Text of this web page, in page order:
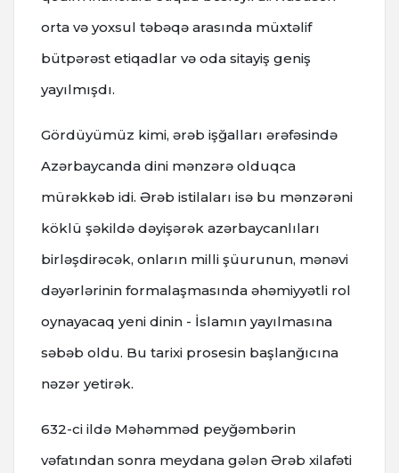
orta və yoxsul təbəqə arasında müxtəlif
bütpərəst etiqadlar və oda sitayiş geniş
yayılmışdı.
Gördüyümüz kimi, ərəb işğalları ərəfəsində
Azərbaycanda dini mənzərə olduqca
mürəkkəb idi. Ərəb istilaları isə bu mənzərəni
köklü şəkildə dəyişərək azərbaycanlıları
birləşdirəcək, onların milli şüurunun, mənəvi
dəyərlərinin formalaşmasında əhəmiyyətli rol
oynayacaq yeni dinin - İslamın yayılmasına
səbəb oldu. Bu tarixi prosesin başlanğıcına
nəzər yetirək.
632-ci ildə Məhəmməd peyğəmbərin
vəfatından sonra meydana gələn Ərəb xilafəti